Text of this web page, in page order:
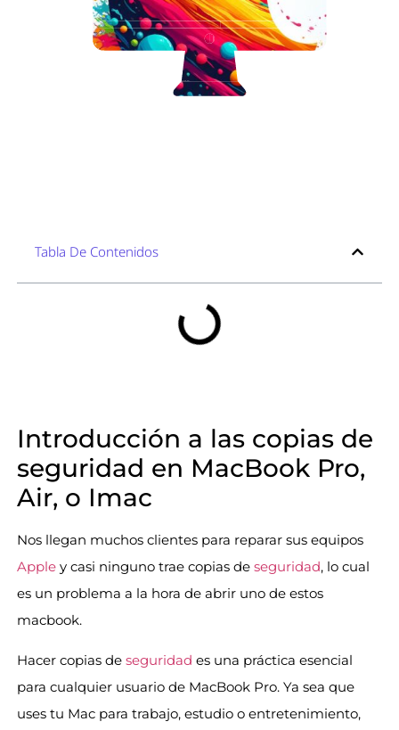
Tabla De Contenidos
Introducción a las copias de
seguridad en MacBook Pro,
Air, o Imac
Nos llegan muchos clientes para reparar sus equipos
Appley casi ninguno trae copias de seguridad, lo cual
es un problema a la hora de abrir uno de estos
macbook.
Hacer copias de seguridad es una práctica esencial
para cualquier usuario de MacBook Pro. Ya sea que
uses tu Mac para trabajo, estudio o entretenimiento,